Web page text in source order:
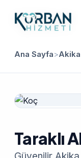
Ana Sayfa>Akika
Taraklı